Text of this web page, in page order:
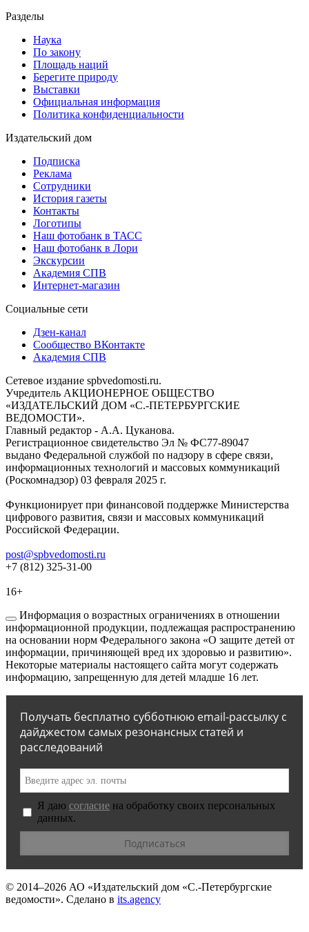
Разделы
Наука
По закону
Площадь наций
Берегите природу
Выставки
Официальная информация
Политика конфиденциальности
Издательский дом
Подписка
Реклама
Сотрудники
История газеты
Контакты
Логотипы
Наш фотобанк в ТАСС
Наш фотобанк в Лори
Экскурсии
Академия СПВ
Интернет-магазин
Социальные сети
Дзен-канал
Сообщество ВКонтакте
Академия СПВ
Сетевое издание spbvedomosti.ru.
Учредитель АКЦИОНЕРНОЕ ОБЩЕСТВО
«ИЗДАТЕЛЬСКИЙ ДОМ «С.-ПЕТЕРБУРГСКИЕ
ВЕДОМОСТИ».
Главный редактор - А.А. Цуканова.
Регистрационное свидетельство Эл № ФС77-89047
выдано Федеральной службой по надзору в сфере связи,
информационных технологий и массовых коммуникаций
(Роскомнадзор) 03 февраля 2025 г.
Функционирует при финансовой поддержке Министерства
цифрового развития, связи и массовых коммуникаций
Российской Федерации.
post@spbvedomosti.ru
+7 (812) 325-31-00
16+
Информация о возрастных ограничениях в отношении
информационной продукции, подлежащая распространению
на основании норм Федерального закона «О защите детей от
информации, причиняющей вред их здоровью и развитию».
Некоторые материалы настоящего сайта могут содержать
информацию, запрещенную для детей младше 16 лет.
Получать бесплатно субботнюю email-рассылку с
дайджестом самых резонансных статей и
расследований
Я даю согласие на обработку своих персональных
данных.
© 2014–2026 АО «Издательский дом «С.-Петербургские
ведомости». Сделано в its.agency